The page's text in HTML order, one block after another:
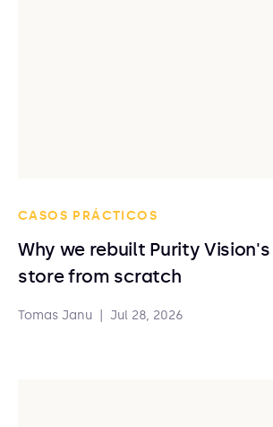
CASOS PRÁCTICOS
Why we rebuilt Purity
store from scratch
Tomas Janu Jul 28, 2026